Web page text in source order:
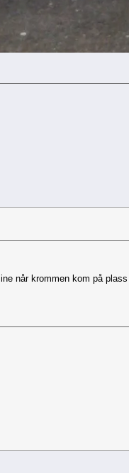
når krommen kom på plass